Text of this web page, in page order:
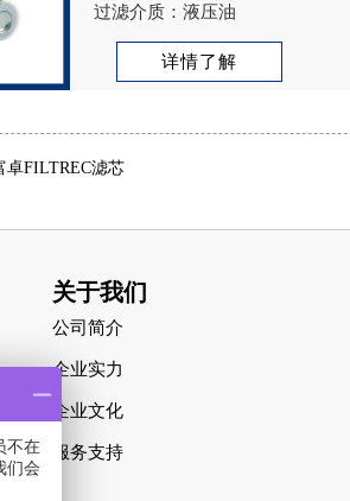
过滤介质：液压油
详情了解
卓FILTREC滤芯
关于我们
公司简介
企业实力
企业文化
服务支持
不在
们会